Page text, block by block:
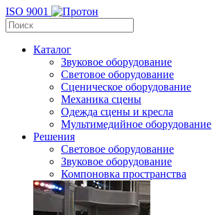
ISO 9001
Каталог
Звуковое оборудование
Световое оборудование
Сценическое оборудование
Механика сцены
Одежда сцены и кресла
Мультимедийное оборудование
Решения
Световое оборудование
Звуковое оборудование
Компоновка пространства